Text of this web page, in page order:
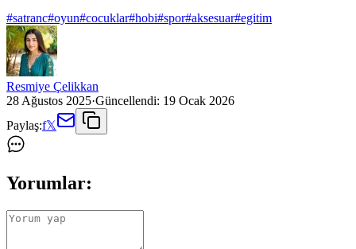
#satranc#oyun#cocuklar#hobi#spor#aksesuar#egitim
Resmiye Çelikkan
28 Ağustos 2025·Güncellendi: 19 Ocak 2026
Paylaş:f𝕏
Yorumlar: